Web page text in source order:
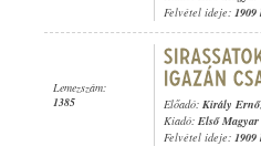
Felvétel ideje:
Lemezszám:
1385
Előadó: Király Ernő,
Kiadó: Első
Felvétel ideje: